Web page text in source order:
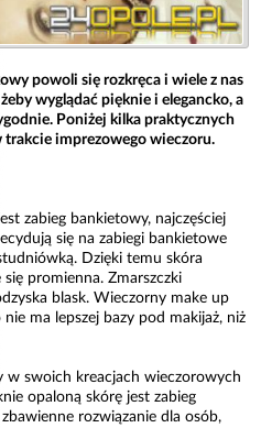
powoli się rozkręca i wiele z nas
wyglądać pięknie i elegancko, a
Poniżej kilka praktycznych
imprezowego wieczoru.
zabieg bankietowy, najczęściej
się na zabiegi bankietowe
Dzięki temu skóra
promienna. Zmarszczki
blask. Wieczorny make up
nie ma lepszej bazy pod makijaż, niż
w swoich kreacjach wieczorowych
opaloną skórę jest zabieg
rozwiązanie dla osób,